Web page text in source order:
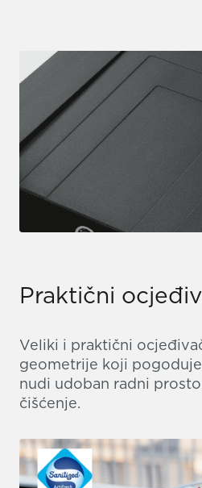
Praktični
Veliki i praktični
geometrije koji
nudi udoban radni
čišćenje.